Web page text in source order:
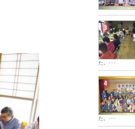
3
た。･･･
4
た。･･･